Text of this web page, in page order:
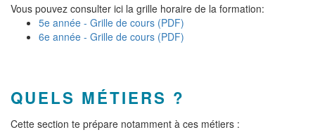
Vous pouvez consulter ici la grille horaire de la formation:
5e année - Grille de cours (PDF)
6e année - Grille de cours (PDF)
QUELS MÉTIERS ?
Cette section te prépare notamment à ces métiers :